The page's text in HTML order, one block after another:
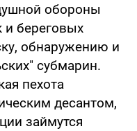
обороны
и береговых
обнаружению и
субмарин.
пехота
десантом,
займутся